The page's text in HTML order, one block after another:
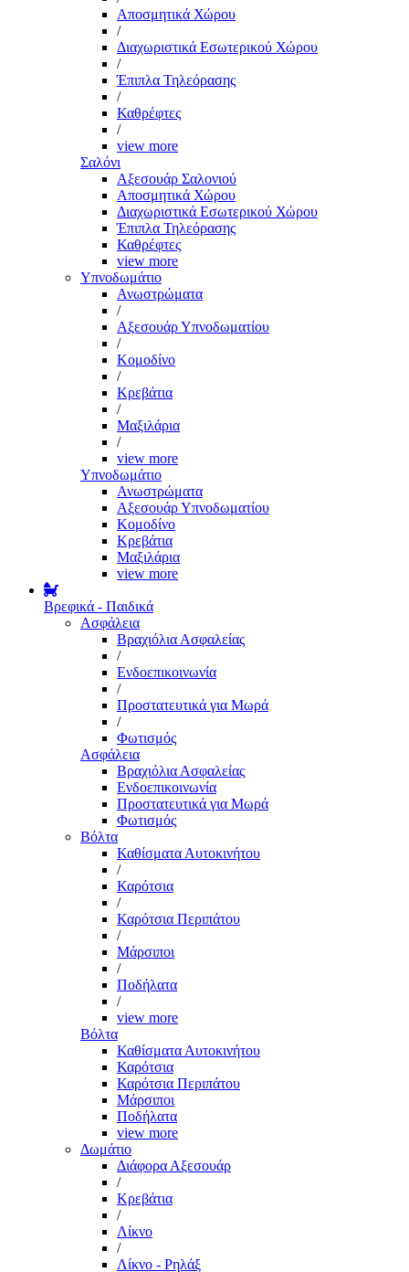
Αποσμητικά Χώρου
/
Διαχωριστικά Εσωτερικού Χώρου
/
Έπιπλα Τηλεόρασης
/
Καθρέφτες
/
view more
Σαλόνι
Αξεσουάρ Σαλονιού
Αποσμητικά Χώρου
Διαχωριστικά Εσωτερικού Χώρου
Έπιπλα Τηλεόρασης
Καθρέφτες
view more
Υπνοδωμάτιο
Ανωστρώματα
/
Αξεσουάρ Υπνοδωματίου
/
Κομοδίνο
/
Κρεβάτια
/
Μαξιλάρια
/
view more
Υπνοδωμάτιο
Ανωστρώματα
Αξεσουάρ Υπνοδωματίου
Κομοδίνο
Κρεβάτια
Μαξιλάρια
view more
Βρεφικά - Παιδικά
Ασφάλεια
Βραχιόλια Ασφαλείας
/
Ενδοεπικοινωνία
/
Προστατευτικά για Μωρά
/
Φωτισμός
Ασφάλεια
Βραχιόλια Ασφαλείας
Ενδοεπικοινωνία
Προστατευτικά για Μωρά
Φωτισμός
Βόλτα
Καθίσματα Αυτοκινήτου
/
Καρότσια
/
Καρότσια Περιπάτου
/
Μάρσιποι
/
Ποδήλατα
/
view more
Βόλτα
Καθίσματα Αυτοκινήτου
Καρότσια
Καρότσια Περιπάτου
Μάρσιποι
Ποδήλατα
view more
Δωμάτιο
Διάφορα Αξεσουάρ
/
Κρεβάτια
/
Λίκνο
/
Λίκνο - Ρηλάξ